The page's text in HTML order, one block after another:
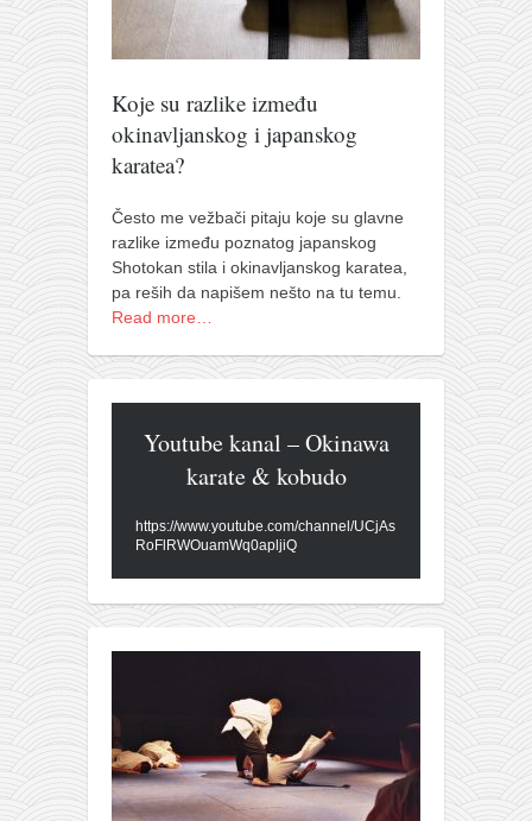
Koje su razlike između
okinavljanskog i japanskog
karatea?
Često me vežbači pitaju koje su glavne
razlike između poznatog japanskog
Shotokan stila i okinavljanskog karatea,
pa reših da napišem nešto na tu temu.
Read more…
Youtube kanal – Okinawa
karate & kobudo
https://www.youtube.com/channel/UCjAs
RoFlRWOuamWq0apljiQ